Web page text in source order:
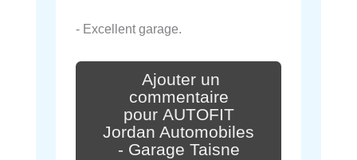
- Excellent garage.
Ajouter un
commentaire
pour AUTOFIT
Jordan Automobiles
- Garage Taisne